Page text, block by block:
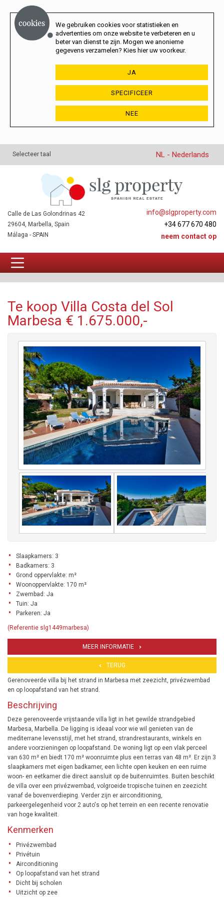
We gebruiken cookies voor statistieken en
advertenties om onze website te verbeteren en u
beter van dienst te zijn. Mogen we anonieme
gegevens verzamelen? Kies hier uw voorkeur.
JA
SPECIFICEER
NEE
Selecteer taal NL - Nederlands
info@slgproperty.com
+34 677 670 480
neem contact op
Calle de Las Golondrinas 42
29604, Marbella, Spain
Málaga - SPAIN
Te koop Villa Costa del Sol
Marbesa € 1.675.000,-
Slaapkamers: 3
Badkamers: 3
Grond oppervlakte: m²
Woonoppervlakte: 170 m²
Zwembad: Ja
Tuin: Ja
Parkeren: Ja
(Referentie slg1449marbesa)
MEER INFORMATIE
TERUG
Gerenoveerde villa bij het strand in Marbesa met zeezicht, privézwembad
en op loopafstand van het strand.
Beschrijving
Deze gerenoveerde vrijstaande villa ligt in het gewilde strandgebied
Marbesa, Marbella. De ligging is ideaal voor wie wil genieten van de
mediterrane levensstijl, met het strand, strandrestaurants, winkels en
andere voorzieningen op loopafstand. De woning ligt op een vlak perceel
van 630 m² en biedt 170 m² woonruimte plus een terras van 48 m². Er zijn 3
slaapkamers met eigen badkamer, een lichte open keuken en een ruime
woon- en eetkamer die direct aansluit op de buitenruimtes. Buiten beschikt
de villa over een privézwembad, volgroeide tropische tuinen en zeezicht
vanaf de bovenverdieping. Verder zijn er airconditioning,
parkeergelegenheid voor 2 auto's op het terrein en een recente renovatie
van hoge kwaliteit.
Kenmerken
Privézwembad
Privétuin
Airconditioning
Op loopafstand van het strand
Dicht bij scholen
Uitzicht op zee